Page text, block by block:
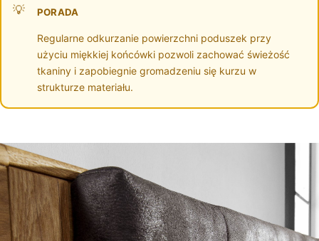
PORADA
Regularne odkurzanie powierzchni poduszek przy
użyciu miękkiej końcówki pozwoli zachować świeżość
tkaniny i zapobiegnie gromadzeniu się kurzu w
strukturze materiału.